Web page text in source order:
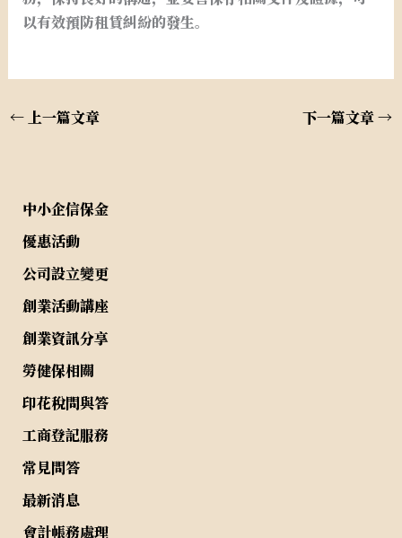
以有效預防租賃糾紛的發生。
←上一篇文章 下一篇文章→
中小企信保金
優惠活動
公司設立變更
創業活動講座
創業資訊分享
勞健保相關
印花稅問與答
工商登記服務
常見問答
最新消息
會計帳務處理